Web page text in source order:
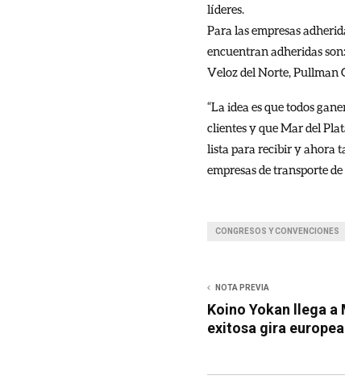
líderes.
Para las empresas
encuentran adheridas
Veloz del Norte, Pullman
“La idea es que todos
clientes y que Mar del
lista para recibir y ahora
empresas de transporte
CONGRESOS Y CONVENCIONES
NOTA PREVIA
Koino Yokan llega a
exitosa gira europea